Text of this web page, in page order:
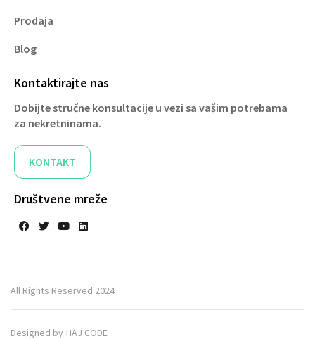
Prodaja
Blog
Kontaktirajte nas
Dobijte stručne konsultacije u vezi sa vašim potrebama
za nekretninama.​
KONTAKT
Društvene mreže
All Rights Reserved 2024
Designed by HAJ CODE